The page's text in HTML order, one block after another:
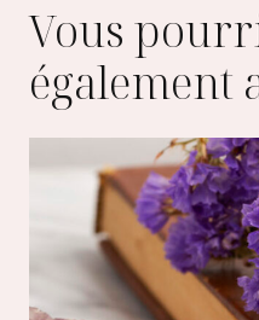
Vous
également